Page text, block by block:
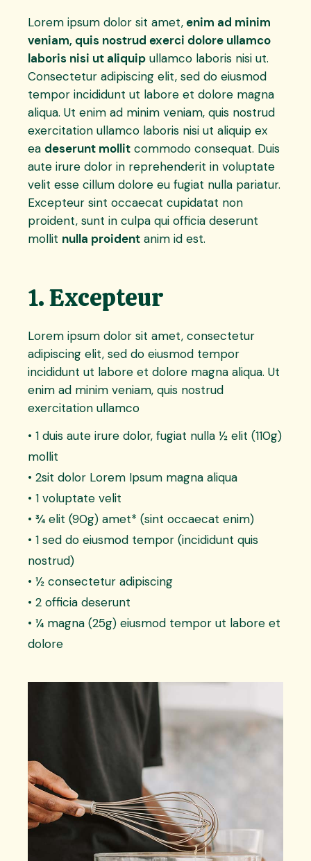
Lorem ipsum dolor sit amet,enim ad minim
veniam, quis nostrud exerci dolore ullamco
laboris nisi ut aliquip ullamco laboris nisi ut.
Consectetur adipiscing elit, sed do eiusmod
tempor incididunt ut labore et dolore magna
aliqua. Ut enim ad minim veniam, quis nostrud
exercitation ullamco laboris nisi ut aliquip ex
eadeserunt mollit commodo consequat. Duis
aute irure dolor in reprehenderit in voluptate
velit esse cillum dolore eu fugiat nulla pariatur.
Excepteur sint occaecat cupidatat non
proident, sunt in culpa qui officia deserunt
mollit nulla proident anim id est.
1. Excepteur
Lorem ipsum dolor sit amet, consectetur
adipiscing elit, sed do eiusmod tempor
incididunt ut labore et dolore magna aliqua. Ut
enim ad minim veniam, quis nostrud
exercitation ullamco
• 1 duis aute irure dolor, fugiat nulla ½ elit (110g)
mollit
• 2sit dolor Lorem Ipsum magna aliqua
• 1 voluptate velit
• ¾ elit (90g) amet* (sint occaecat enim)
• 1 sed do eiusmod tempor (incididunt quis
nostrud)
• ½ consectetur adipiscing
• 2 officia deserunt
• ¼ magna (25g) eiusmod tempor ut labore et
dolore